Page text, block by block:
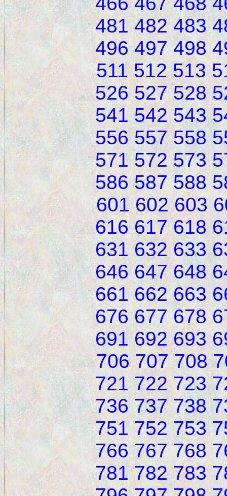
481 482 483
496 497 498
511 512 513
526 527 528
541 542 543
556 557 558
571 572 573
586 587 588
601 602 603
616 617 618
631 632 633
646 647 648
661 662 663
676 677 678
691 692 693
706 707 708
721 722 723
736 737 738
751 752 753
766 767 768
781 782 783